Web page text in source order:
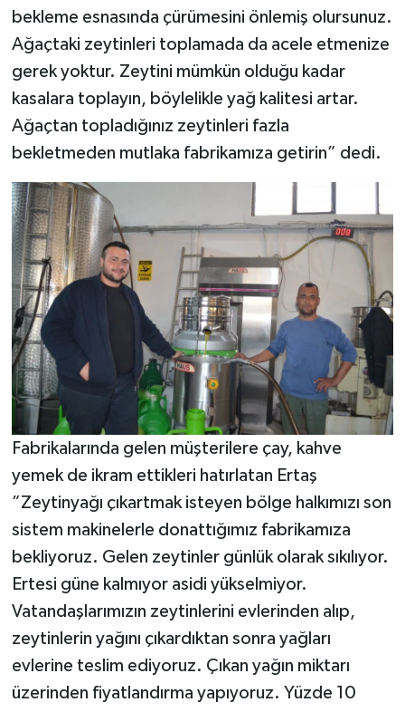
bekleme esnasında çürümesini önlemiş olursunuz.
Ağaçtaki zeytinleri toplamada da acele etmenize
gerek yoktur. Zeytini mümkün olduğu kadar
kasalara toplayın, böylelikle yağ kalitesi artar.
Ağaçtan topladığınız zeytinleri fazla
bekletmeden mutlaka fabrikamıza getirin” dedi.
Fabrikalarında gelen müşterilere çay, kahve
yemek de ikram ettikleri hatırlatan Ertaş
”Zeytinyağı çıkartmak isteyen bölge halkımızı son
sistem makinelerle donattığımız fabrikamıza
bekliyoruz. Gelen zeytinler günlük olarak sıkılıyor.
Ertesi güne kalmıyor asidi yükselmiyor.
Vatandaşlarımızın zeytinlerini evlerinden alıp,
zeytinlerin yağını çıkardıktan sonra yağları
evlerine teslim ediyoruz. Çıkan yağın miktarı
üzerinden fiyatlandırma yapıyoruz. Yüzde 10